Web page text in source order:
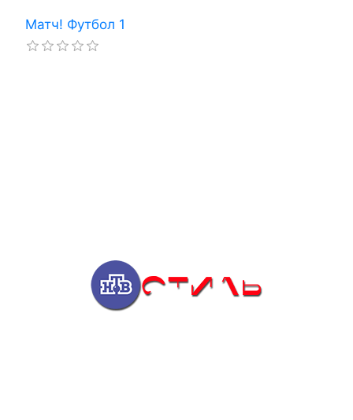
Матч! Футбол 1